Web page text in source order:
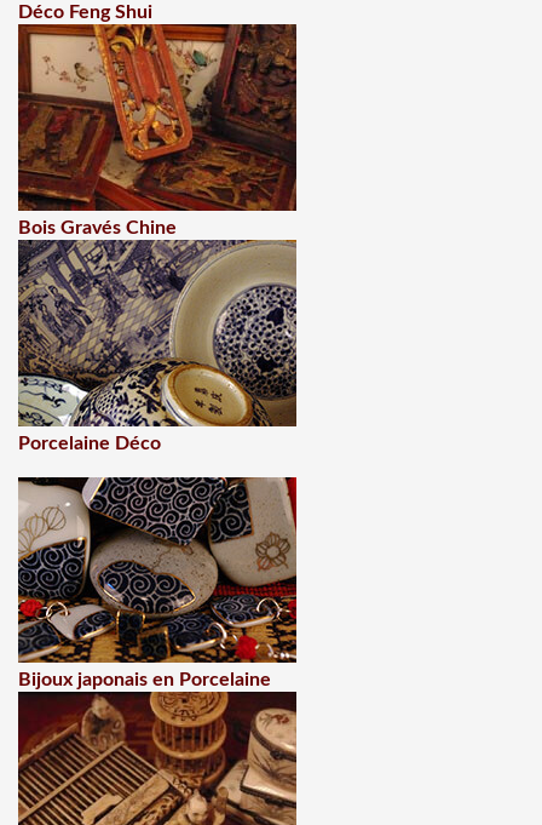
Déco Feng Shui
Bois Gravés Chine
Porcelaine Déco
Bijoux japonais en Porcelaine